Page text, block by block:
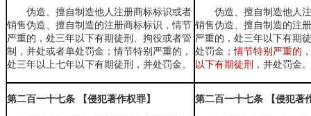
伪造、擅自制造他人注册商标标识或者
销售伪造、擅自制造的注册商标标识，情节
严重的，处三年以下有期徒刑 、拘役或者管
制，并处或者单处罚金；情节特别严重的，
处三年以上七年以下有期徒刑 ，并处罚金。
伪造、擅自制造他人
销售伪造、擅自制造的注
严重的，处三年以下有期
处罚金；情节特别严重的
以下有期徒刑 ，并处罚金
第二百一十七条 【侵犯著作权罪】 第二百一十七条 【侵犯著